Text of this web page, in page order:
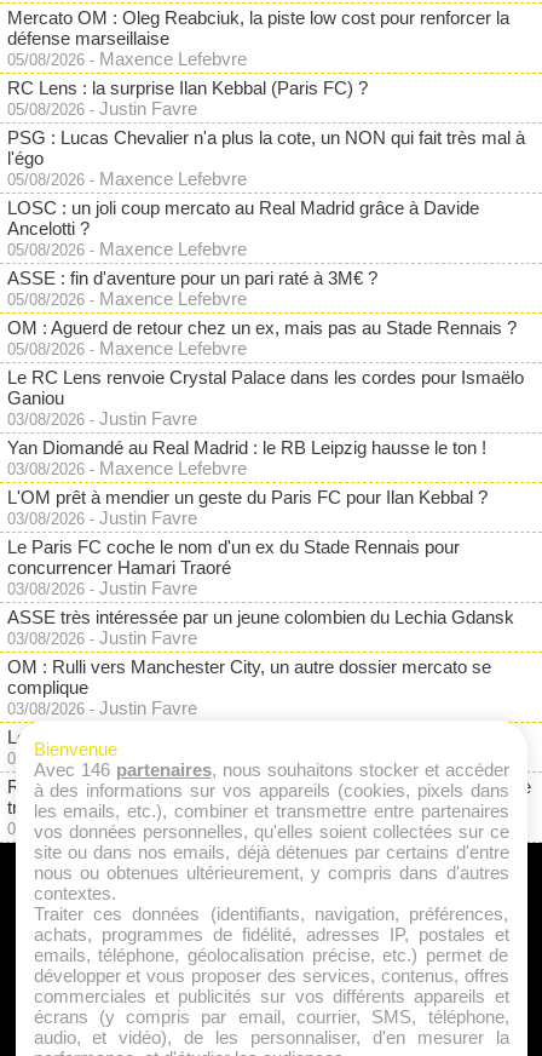
Mercato OM : Oleg Reabciuk, la piste low cost pour renforcer la
défense marseillaise
05/08/2026 - Maxence Lefebvre
RC Lens : la surprise Ilan Kebbal (Paris FC) ?
05/08/2026 - Justin Favre
PSG : Lucas Chevalier n'a plus la cote, un NON qui fait très mal à
l'égo
05/08/2026 - Maxence Lefebvre
LOSC : un joli coup mercato au Real Madrid grâce à Davide
Ancelotti ?
05/08/2026 - Maxence Lefebvre
ASSE : fin d'aventure pour un pari raté à 3M€ ?
05/08/2026 - Maxence Lefebvre
OM : Aguerd de retour chez un ex, mais pas au Stade Rennais ?
05/08/2026 - Maxence Lefebvre
Le RC Lens renvoie Crystal Palace dans les cordes pour Ismaëlo
Ganiou
03/08/2026 - Justin Favre
Yan Diomandé au Real Madrid : le RB Leipzig hausse le ton !
03/08/2026 - Maxence Lefebvre
L'OM prêt à mendier un geste du Paris FC pour Ilan Kebbal ?
03/08/2026 - Justin Favre
Le Paris FC coche le nom d'un ex du Stade Rennais pour
concurrencer Hamari Traoré
03/08/2026 - Justin Favre
ASSE très intéressée par un jeune colombien du Lechia Gdansk
03/08/2026 - Justin Favre
OM : Rulli vers Manchester City, un autre dossier mercato se
complique
03/08/2026 - Justin Favre
Le RC Strasbourg tente un pari mercato à seulement 3M€
03/08/2026 -Maxence Lefebvre
RC Lens : jurisprudence Eintracht Francfort, Dino Toppmöller reste
très prudent
03/08/2026 -Justin Favre
A PROPOS
Qui sommes nous ?
Mentions Légales
Publicité
Politique de Cookies
Contact
Bienvenue
Avec 146 partenaires, nous souhaitons stocker et accéder
à des informations sur vos appareils (cookies, pixels dans
les emails, etc.), combiner et transmettre entre partenaires
vos données personnelles, qu'elles soient collectées sur ce
site ou dans nos emails, déjà détenues par certains d'entre
nous ou obtenues ultérieurement, y compris dans d'autres
contextes.
Traiter ces données (identifiants, navigation, préférences,
achats, programmes de fidélité, adresses IP, postales et
emails, téléphone, géolocalisation précise, etc.) permet de
développer et vous proposer des services, contenus, offres
commerciales et publicités sur vos différents appareils et
écrans (y compris par email, courrier, SMS, téléphone,
audio, et vidéo), de les personnaliser, d'en mesurer la